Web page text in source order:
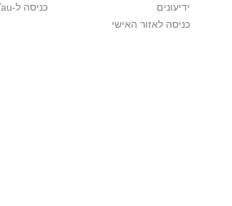
ידיעונים
כניסה לאזור האישי
כניסה ל-My Tau